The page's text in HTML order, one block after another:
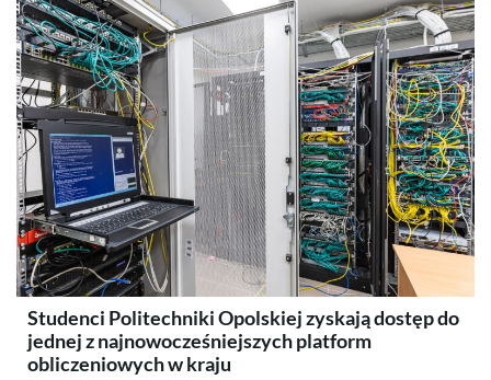
Studenci Politechniki Opolskiej zyskają dostęp do
jednej z najnowocześniejszych platform
obliczeniowych w kraju